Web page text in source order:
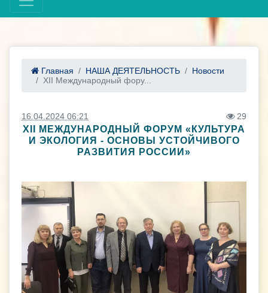
Главная НАША ДЕЯТЕЛЬНОСТЬ
Новости
XII Международный фору...
16.04.2024 06:21 29
XII МЕЖДУНАРОДНЫЙ ФОРУМ «КУЛЬТУРА
И ЭКОЛОГИЯ - ОСНОВЫ УСТОЙЧИВОГО
РАЗВИТИЯ РОССИИ»